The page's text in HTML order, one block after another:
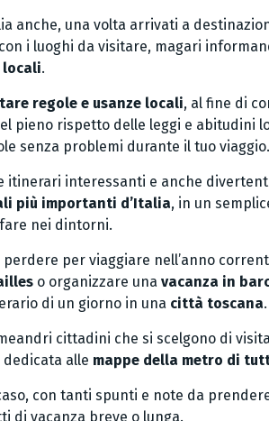
anche, una volta arrivati a
i luoghi da visitare, magari
locali.
regole e usanze locali, al fine di
pieno rispetto delle leggi e abitudini
senza problemi durante il tuo viaggio.
itinerari interessanti e anche
più importanti d’Italia, in un
nei dintorni.
per viaggiare nell’anno
o organizzare una vacanza in
di un giorno in una città toscana.
cittadini che si scelgono di
alle mappe della metro di
con tanti spunti e note da
di vacanza breve o lunga.